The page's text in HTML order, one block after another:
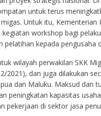
untuk terus
Untuk itu,
kegiatan workshop bagi
pelatihan kepada pengusaha
wilayah perwakilan SKK
2021), dan juga dilakukan
dan Maluku. Maksud dan
peningkatan kapasitas
pekerjaan di sektor jasa